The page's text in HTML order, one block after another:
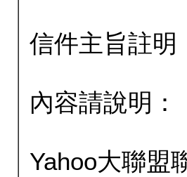
信件主旨註明
內容請說明：
Yahoo大聯盟